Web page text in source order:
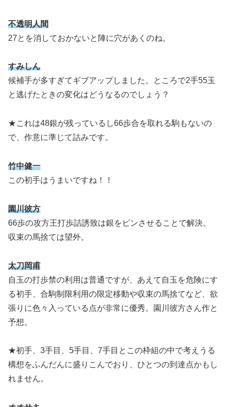
不透明人間
27とを消しておかないと陣に穴があくのね。
すみしん
候補手が多すぎてギブアップしました。ところで2手55玉
と逃げたときの変化はどうなるのでしょう？
★これは48銀が残っているし66歩合を取れる駒もないの
で、作意に準じて詰みです。
竹中健一
この初手はうまいですね！！
園川彼方
66歩の攻方王打歩詰誘致は銀をピンさせることで解決。
収束の馬捨ては望外。
太刀岡甫
自玉の打歩禁の利用は普通ですが、あえて自玉を危険にす
る初手、合駒制限利用の限定移動や収束の馬捨てなど、欲
張りに色々入っている点が非常に優秀。園川彼方さん作と
予想。
★初手、3手目、5手目、7手目とこの枠組の中で考えうる
構想をふんだんに盛りこんでおり、ひとつの到達点かもし
れません。